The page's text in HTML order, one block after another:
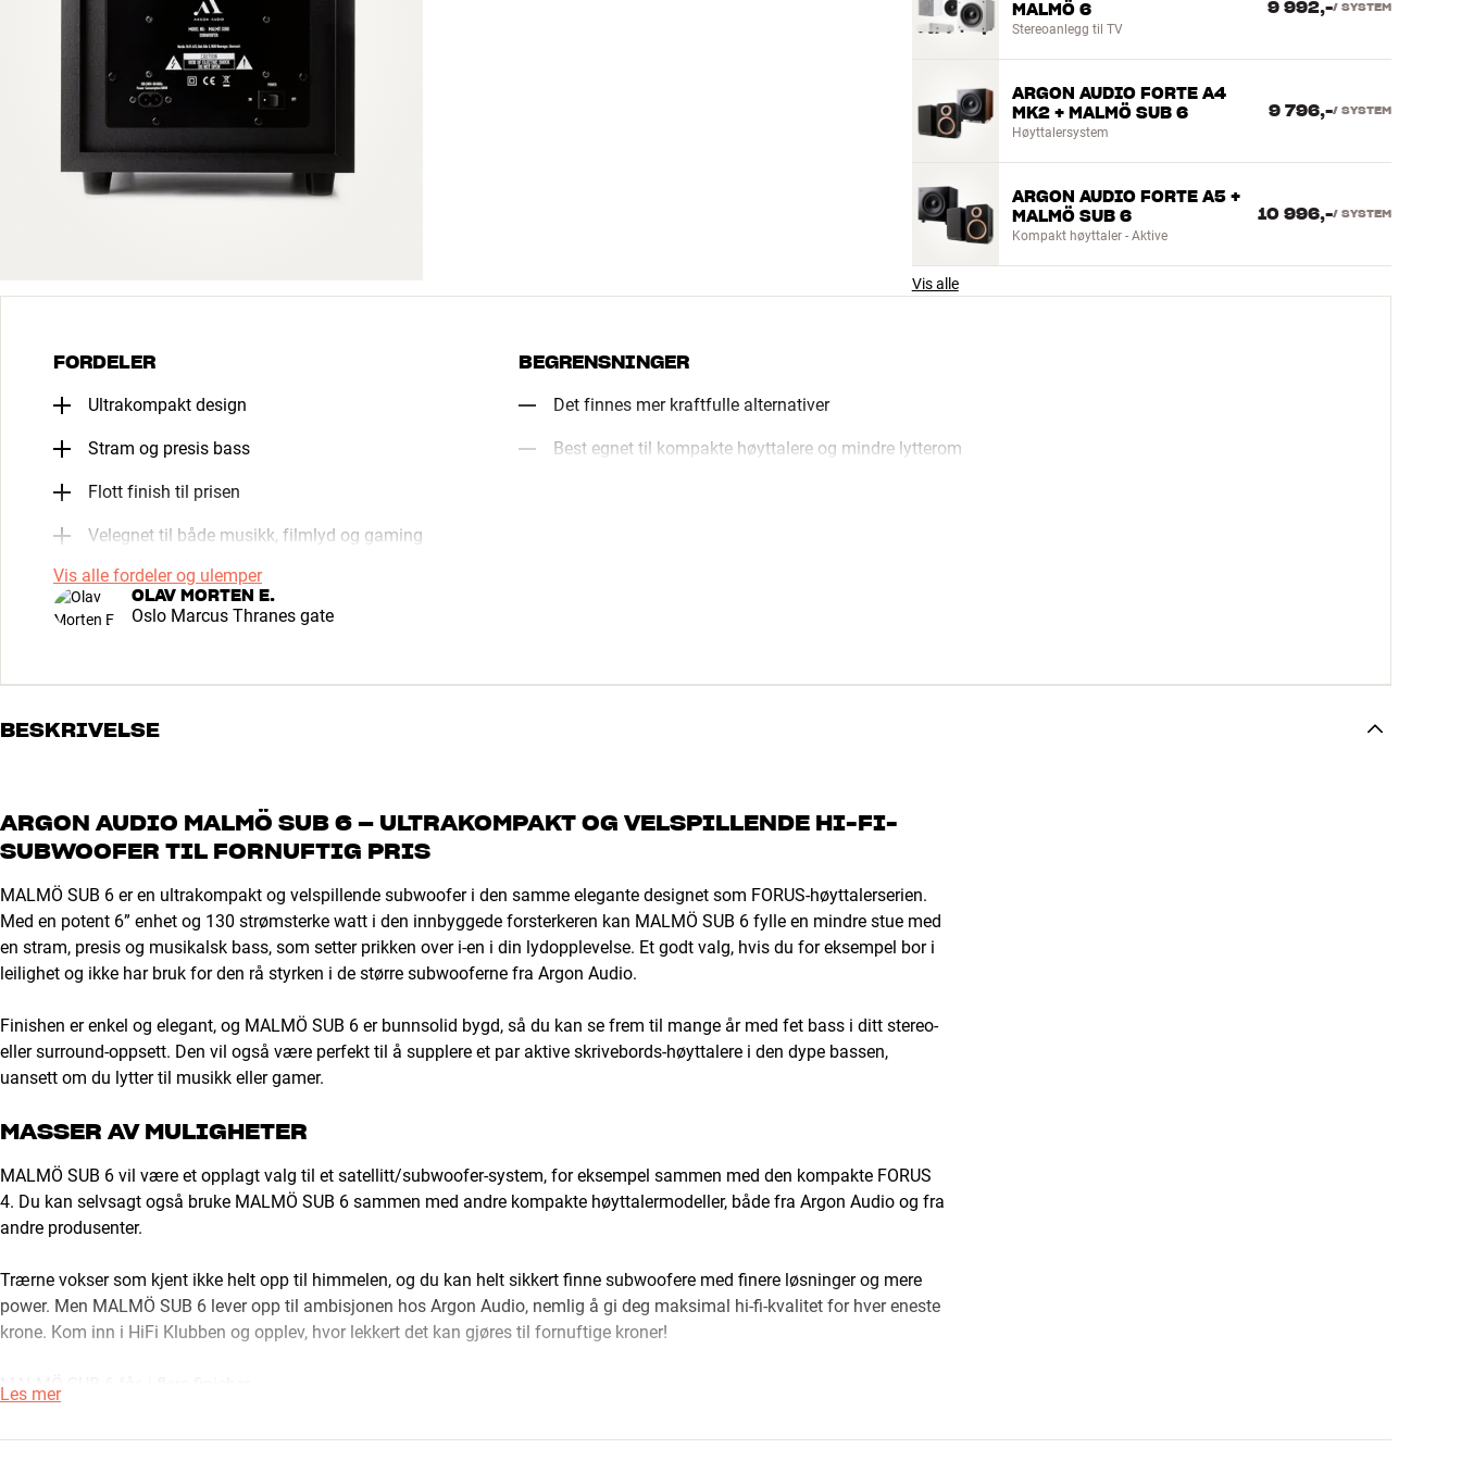
MALMÖ 6
Stereoanlegg til TV
9 992,-/ SYSTEM
ARGON AUDIO FORTE A4
MK2 + MALMÖ SUB 6
Høyttalersystem
9 796,-/ SYSTEM
ARGON AUDIO FORTE A5 +
MALMÖ SUB 6
Kompakt høyttaler - Aktive
10 996,-/ SYSTEM
Vis alle
FORDELER
Ultrakompakt design
Stram og presis bass
Flott finish til prisen
Velegnet til både musikk, filmlyd og gaming
BEGRENSNINGER
Det finnes mer kraftfulle alternativer
Best egnet til kompakte høyttalere og mindre lytterom
Vis alle fordeler og ulemper
OLAV MORTEN E.
Oslo Marcus Thranes gate
BESKRIVELSE
ARGON AUDIO MALMÖ SUB 6 – ULTRAKOMPAKT OG VELSPILLENDE HI-FI-
SUBWOOFER TIL FORNUFTIG PRIS
MALMÖ SUB 6 er en ultrakompakt og velspillende subwoofer i den samme elegante designet som FORUS-høyttalerserien.
Med en potent 6” enhet og 130 strømsterke watt i den innbyggede forsterkeren kan MALMÖ SUB 6 fylle en mindre stue med
en stram, presis og musikalsk bass, som setter prikken over i-en i din lydopplevelse. Et godt valg, hvis du for eksempel bor i
leilighet og ikke har bruk for den rå styrken i de større subwooferne fra Argon Audio.
Finishen er enkel og elegant, og MALMÖ SUB 6 er bunnsolid bygd, så du kan se frem til mange år med fet bass i ditt stereo-
eller surround-oppsett. Den vil også være perfekt til å supplere et par aktive skrivebords-høyttalere i den dype bassen,
uansett om du lytter til musikk eller gamer.
MASSER AV MULIGHETER
MALMÖ SUB 6 vil være et opplagt valg til et satellitt/subwoofer-system, for eksempel sammen med den kompakte FORUS
4. Du kan selvsagt også bruke MALMÖ SUB 6 sammen med andre kompakte høyttalermodeller, både fra Argon Audio og fra
andre produsenter.
Trærne vokser som kjent ikke helt opp til himmelen, og du kan helt sikkert finne subwoofere med finere løsninger og mere
power. Men MALMÖ SUB 6 lever opp til ambisjonen hos Argon Audio, nemlig å gi deg maksimal hi-fi-kvalitet for hver eneste
krone. Kom inn i HiFi Klubben og opplev, hvor lekkert det kan gjøres til fornuftige kroner!
MALMÖ SUB 6 fås i flere finisher.
LETT Å KOBLE TIL, LETT Å PLASSERE
Les mer